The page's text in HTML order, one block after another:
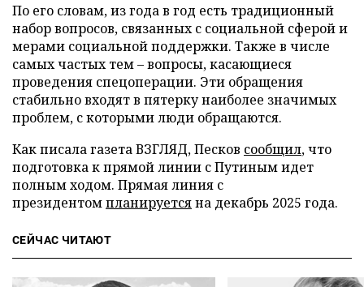
По его словам, из года в год есть традиционный
набор вопросов, связанных с социальной сферой и
мерами социальной поддержки. Также в числе
самых частых тем – вопросы, касающиеся
проведения спецоперации. Эти обращения
стабильно входят в пятерку наиболее значимых
проблем, с которыми люди обращаются.
Как писала газета ВЗГЛЯД, Песков сообщил, что
подготовка к прямой линии с Путиным идет
полным ходом. Прямая линия с
президентомпланируетсяна декабрь 2025 года.
СЕЙЧАС ЧИТАЮТ